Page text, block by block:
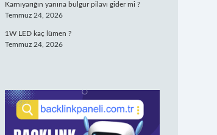
Karnıyarığın yanına bulgur pilavı gider mi ?
Temmuz 24, 2026
1W LED kaç lümen ?
Temmuz 24, 2026